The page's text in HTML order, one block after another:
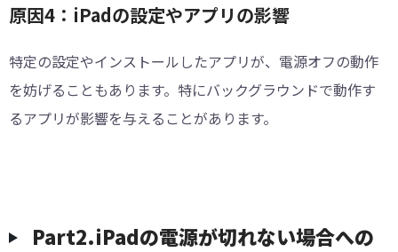
原因4：iPadの設定やアプリの影響
特定の設定やインストールしたアプリが、電源オフの動作
を妨げることもあります。特にバックグラウンドで動作す
るアプリが影響を与えることがあります。
Part2.iPadの電源が切れない場合への